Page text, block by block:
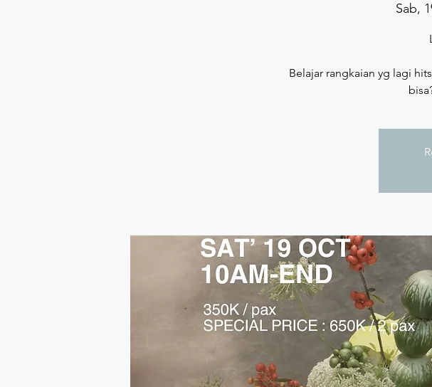
Sab,
Belajar rangkaian yg lagi